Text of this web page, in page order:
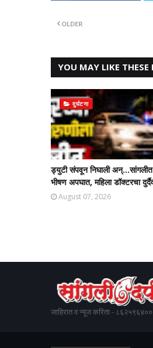
OLDER
YOU MAY LIKE THESE
दुर्घटना
ड्युटी संपवून निघाली अन्...सांगलीत
भीषण अपघात, महिला डॉक्टरचा
August 07, 2026
जाहिरात व न्यूज करिता -